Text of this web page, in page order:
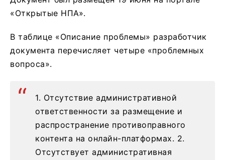
«Открытые НПА».
В таблице «Описание проблемы» разработчик
документа перечисляет четыре «проблемных
вопроса».
1. Отсутствие административной
ответственности за размещение и
распространение противоправного
контента на онлайн-платформах. 2.
Отсутствует административная